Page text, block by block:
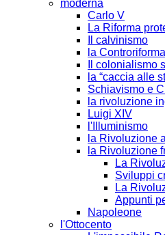
moderna
Carlo V
La Riforma
Il calvinismo
la Controriforma
Il colonialismo
la “caccia alle
Schiavismo e
la rivoluzione
Luigi XIV
l'Illuminismo
la Rivoluzione
la Rivoluzione
La
Sviluppi
La
Appunti
Napoleone
l'Ottocento